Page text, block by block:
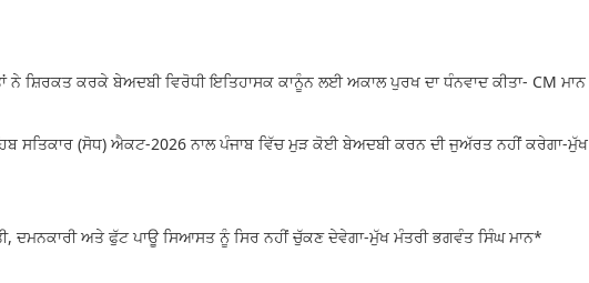
ਨੇ ਸ਼ਿਰਕਤ ਕਰਕੇ ਬੇਅਦਬੀ ਵਿਰੋਧੀ ਇਤਿਹਾਸਕ ਕਾਨੂੰਨ ਲਈ ਅਕਾਲ ਪੁਰਖ ਦਾ ਧੰਨਵਾਦ ਕੀਤਾ- CM ਮਾਨ
ਸਤਿਕਾਰ (ਸੋਧ) ਐਕਟ-2026 ਨਾਲ ਪੰਜਾਬ ਵਿੱਚ ਮੁੜ ਕੋਈ ਬੇਅਦਬੀ ਕਰਨ ਦੀ ਜੁਅੱਰਤ ਨਹੀਂ ਕਰੇਗਾ-ਮੁੱਖ
ਦਮਨਕਾਰੀ ਅਤੇ ਫੁੱਟ ਪਾਊ ਸਿਆਸਤ ਨੂੰ ਸਿਰ ਨਹੀਂ ਚੁੱਕਣ ਦੇਵੇਗਾ-ਮੁੱਖ ਮੰਤਰੀ ਭਗਵੰਤ ਸਿੰਘ ਮਾਨ*